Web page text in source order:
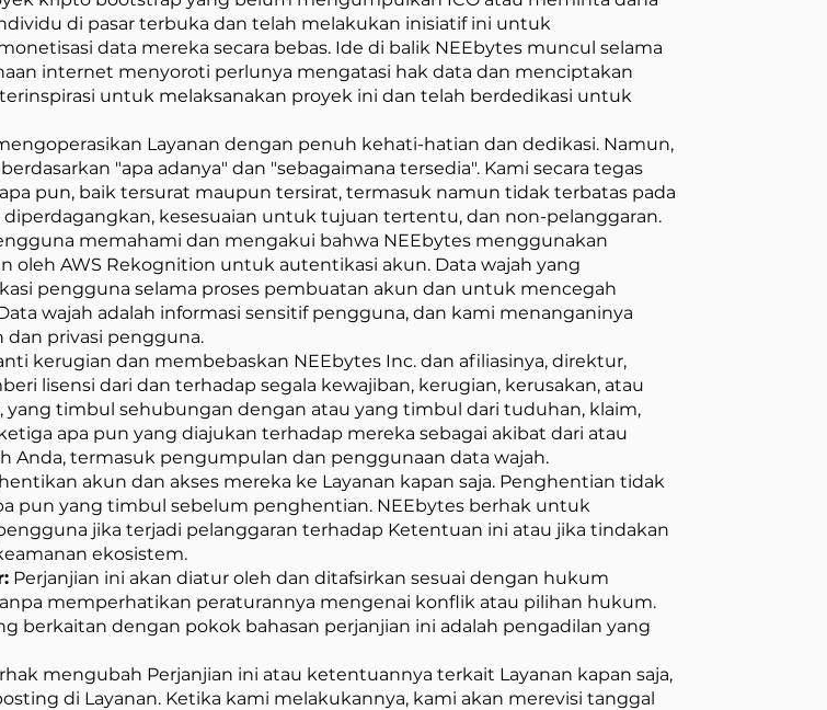
di pasar terbuka dan telah melakukan inisiatif ini untuk
data mereka secara bebas. Ide di balik NEEbytes muncul selama
internet menyoroti perlunya mengatasi hak data dan menciptakan
untuk melaksanakan proyek ini dan telah berdedikasi untuk
Layanan dengan penuh kehati-hatian dan dedikasi. Namun,
"apa adanya" dan "sebagaimana tersedia". Kami secara tegas
pun, baik tersurat maupun tersirat, termasuk namun tidak terbatas pada
kesesuaian untuk tujuan tertentu, dan non-pelanggaran.
memahami dan mengakui bahwa NEEbytes menggunakan
oleh AWS Rekognition untuk autentikasi akun. Data wajah yang
pengguna selama proses pembuatan akun dan untuk mencegah
wajah adalah informasi sensitif pengguna, dan kami menanganinya
privasi pengguna.
kerugian dan membebaskan NEEbytes Inc. dan afiliasinya, direktur,
lisensi dari dan terhadap segala kewajiban, kerugian, kerusakan, atau
yang timbul sehubungan dengan atau yang timbul dari tuduhan, klaim,
apa pun yang diajukan terhadap mereka sebagai akibat dari atau
Anda, termasuk pengumpulan dan penggunaan data wajah.
akun dan akses mereka ke Layanan kapan saja. Penghentian tidak
pun yang timbul sebelum penghentian. NEEbytes berhak untuk
jika terjadi pelanggaran terhadap Ketentuan ini atau jika tindakan
ekosistem.
Perjanjian ini akan diatur oleh dan ditafsirkan sesuai dengan hukum
memperhatikan peraturannya mengenai konflik atau pilihan hukum.
berkaitan dengan pokok bahasan perjanjian ini adalah pengadilan yang
mengubah Perjanjian ini atau ketentuannya terkait Layanan kapan saja,
di Layanan. Ketika kami melakukannya, kami akan merevisi tanggal